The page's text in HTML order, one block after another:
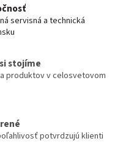
servisná a technická
stojíme
produktov v celosvetovom
potvrdzujú klienti